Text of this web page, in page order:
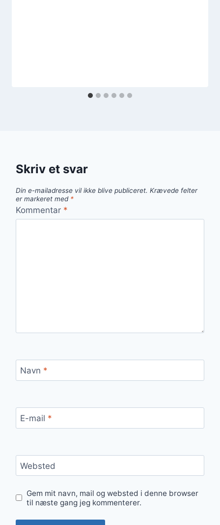
Skriv et svar
Din e-mailadresse vil ikke blive publiceret. Krævede felter
er markeret med *
Kommentar *
Navn *
E-mail *
Websted
Gem mit navn, mail og websted i denne browser
til næste gang jeg kommenterer.